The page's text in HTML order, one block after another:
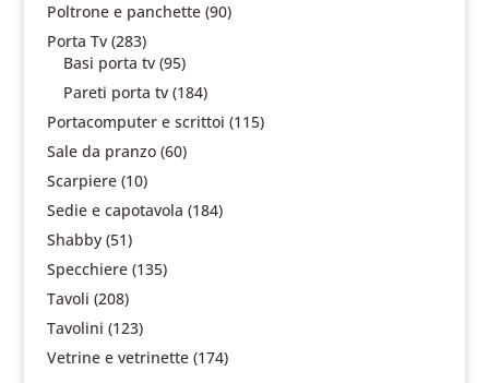
Poltrone e panchette (90)
Porta Tv (283)
Basi porta tv (95)
Pareti porta tv (184)
Portacomputer e scrittoi (115)
Sale da pranzo (60)
Scarpiere (10)
Sedie e capotavola (184)
Shabby (51)
Specchiere (135)
Tavoli (208)
Tavolini (123)
Vetrine e vetrinette (174)